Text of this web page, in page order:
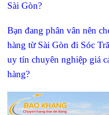
Sài Gòn?
Bạn đang phân vân nên
hàng từ Sài Gòn đi Sóc
uy tín chuyên nghiệp giá
hàng?